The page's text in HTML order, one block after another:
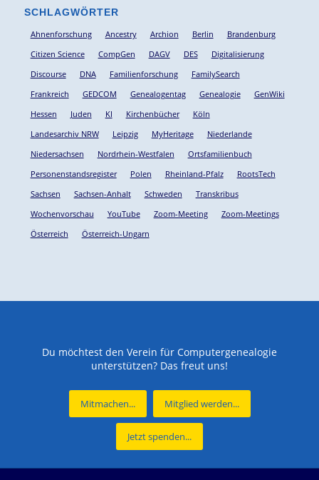
SCHLAGWÖRTER
Ahnenforschung Ancestry Archion Berlin
Brandenburg
Citizen Science
CompGen DAGV DES
Digitalisierung
Discourse
DNA Familienforschung
FamilySearch
Frankreich
GEDCOM Genealogentag Genealogie
GenWiki
Hessen
Juden KI Kirchenbücher
Köln
Landesarchiv NRW
Leipzig MyHeritage
Niederlande
Niedersachsen
Nordrhein-Westfalen
Ortsfamilienbuch
Personenstandsregister
Polen Rheinland-Pfalz
RootsTech
Sachsen
Sachsen-Anhalt Schweden
Transkribus
Wochenvorschau
YouTube Zoom-Meeting
Zoom-Meetings
Österreich
Österreich-Ungarn
Du möchtest den Verein für Computergenealogie
unterstützen? Das freut uns!
Mitmachen... Mitglied werden...
Jetzt spenden...